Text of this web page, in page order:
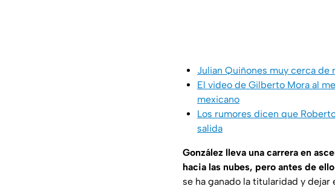
Julian Quiñones muy cerca de
El video de Gilberto Mora al
mexicano
Los rumores dicen que
salida
González lleva una carrera en
hacia las nubes, pero antes de
se ha ganado la titularidad y